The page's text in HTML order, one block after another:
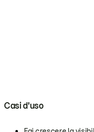
Casi d'uso